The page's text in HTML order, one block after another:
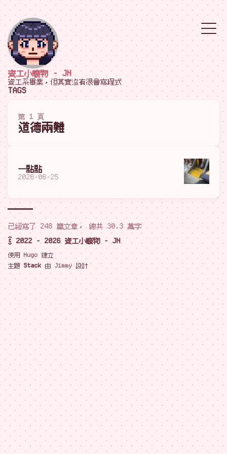
資工小廢物 - JN
資工系畢業，但其實沒有很會寫程式
TAGS
第 1 頁
道德兩難
一點點
2026-06-25
已經寫了 248 篇文章， 總共 30.3 萬字
© 2022 - 2026 資工小廢物 - JN
使用 Hugo 建立
主題 Stack 由 Jimmy 設計